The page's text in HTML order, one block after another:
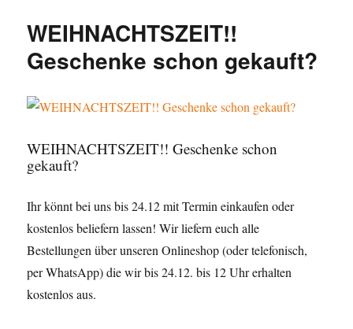
WEIHNACHTSZEIT!!
Geschenke schon gekauft?
WEIHNACHTSZEIT!! Geschenke schon
gekauft?
Ihr könnt bei uns bis 24.12 mit Termin einkaufen oder
kostenlos beliefern lassen! Wir liefern euch alle
Bestellungen über unseren Onlineshop (oder telefonisch,
per WhatsApp) die wir bis 24.12. bis 12 Uhr erhalten
kostenlos aus.